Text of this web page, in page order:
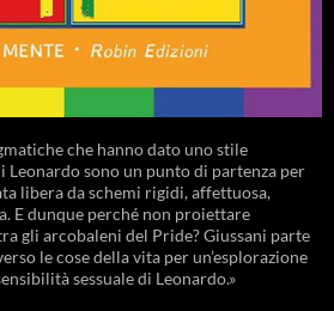
che hanno dato uno stile
sono un punto di partenza per
libera da schemi rigidi, affettuosa,
E dunque perché non proiettare
gli arcobaleni del Pride? Giussani parte
le cose della vita per un’esplorazione
sessuale di Leonardo.»